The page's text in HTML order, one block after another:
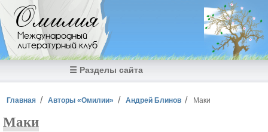
Перейти к основному содержанию
Омилия
Международный
литературный клуб
☰ Разделы сайта
Вы здесь
Главная Авторы «Омилии» Андрей Блинов Маки
Маки